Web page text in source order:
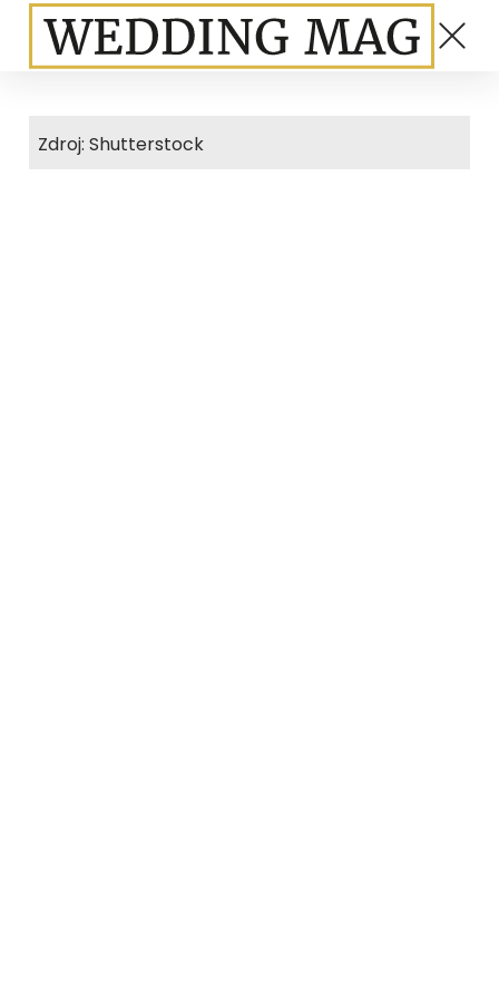
Zdroj: Shutterstock